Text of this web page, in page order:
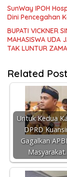
SunWay IPOH
Dini Pencegahan
BUPATI VICKNER
MAHASISWA UDA
TAK LUNTUR
Related
Untuk Kedua
DPRD
Gagalkan